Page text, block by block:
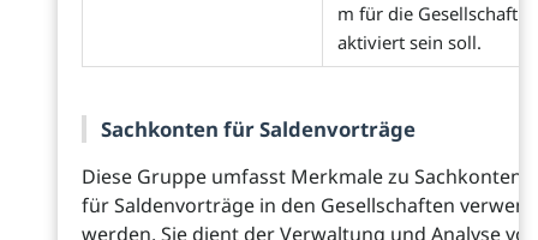
m für die Gesellschaft
aktiviert sein soll.
Sachkonten für Saldenvorträge
Diese Gruppe umfasst Merkmale zu Sachkonten,
für Saldenvorträge in den Gesellschaften
werden. Sie dient der Verwaltung und Analyse von